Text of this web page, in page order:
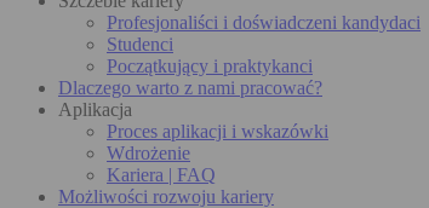
Profesjonaliści i doświadczeni kandydaci
Studenci
Początkujący i praktykanci
Dlaczego warto z nami pracować?
Aplikacja
Proces aplikacji i wskazówki
Wdrożenie
Kariera | FAQ
Możliwości rozwoju kariery